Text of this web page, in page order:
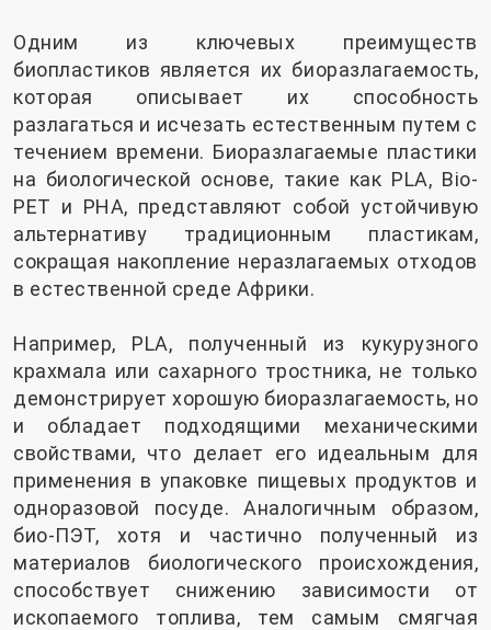
Одним из ключевых преимуществ
биопластиков является их биоразлагаемость,
которая описывает их способность
разлагаться и исчезать естественным путем с
течением времени. Биоразлагаемые пластики
на биологической основе, такие как PLA, Bio-
PET и PHA, представляют собой устойчивую
альтернативу традиционным пластикам,
сокращая накопление неразлагаемых отходов
в естественной среде Африки.
Например, PLA, полученный из кукурузного
крахмала или сахарного тростника, не только
демонстрирует хорошую биоразлагаемость, но
и обладает подходящими механическими
свойствами, что делает его идеальным для
применения в упаковке пищевых продуктов и
одноразовой посуде. Аналогичным образом,
био-ПЭТ, хотя и частично полученный из
материалов биологического происхождения,
способствует снижению зависимости от
ископаемого топлива, тем самым смягчая